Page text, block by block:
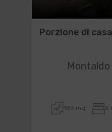
Porzione di casa
183 mq 5